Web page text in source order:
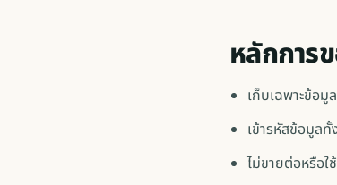
หลักการ
เก็บเฉพาะข้อ
เข้ารหัสข้อมูล
ไม่ขายต่อหรือ